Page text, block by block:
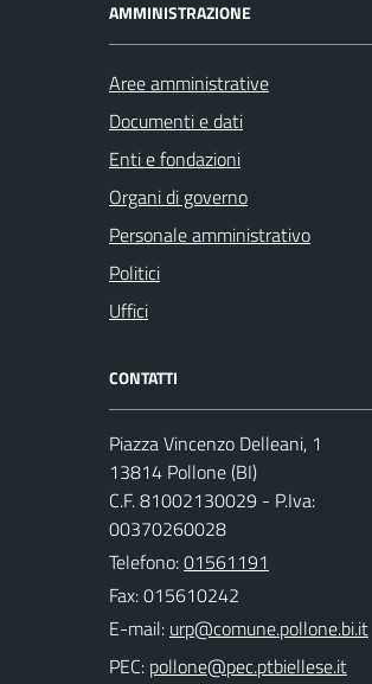
AMMINISTRAZIONE
Aree amministrative
Documenti e dati
Enti e fondazioni
Organi di governo
Personale amministrativo
Politici
Uffici
CONTATTI
Piazza Vincenzo Delleani, 1
13814 Pollone (BI)
C.F. 81002130029 - P.Iva:
00370260028
Telefono:01561191
Fax: 015610242
E-mail:
PEC: